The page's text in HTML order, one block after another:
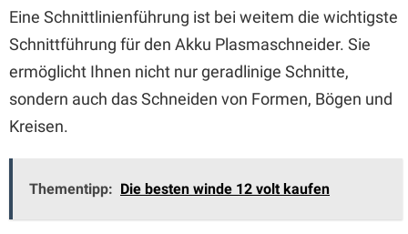
Eine Schnittlinienführung ist bei weitem die wichtigste
Schnittführung für den Akku Plasmaschneider. Sie
ermöglicht Ihnen nicht nur geradlinige Schnitte,
sondern auch das Schneiden von Formen, Bögen und
Kreisen.
Thementipp: Die besten winde 12 volt kaufen